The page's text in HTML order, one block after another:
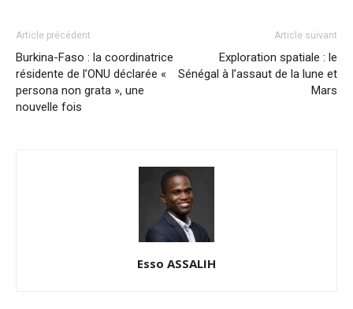
Article précédent
Burkina-Faso : la coordinatrice
résidente de l’ONU déclarée «
persona non grata », une
nouvelle fois
Article suivant
Exploration spatiale : le
Sénégal à l’assaut de la lune et
Mars
Esso ASSALIH